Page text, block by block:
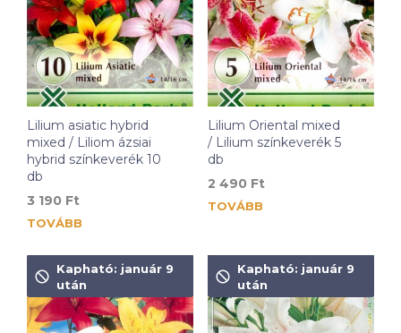
Lilium asiatic hybrid
mixed / Liliom ázsiai
hybrid színkeverék 10
db
3 190 Ft
TOVÁBB
Lilium Oriental mixed
/ Lilium színkeverék 5
db
2 490 Ft
TOVÁBB
Kapható: január 9
után
Kapható: január 9
után